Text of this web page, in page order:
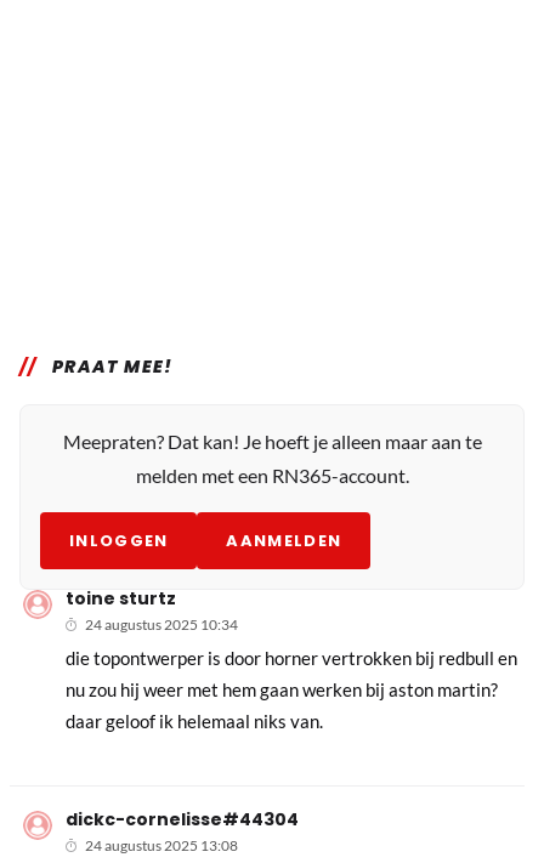
PRAAT MEE!
Meepraten? Dat kan! Je hoeft je alleen maar aan te
melden met een RN365-account.
INLOGGEN AANMELDEN
toine sturtz
24 augustus 2025 10:34
die topontwerper is door horner vertrokken bij redbull en
nu zou hij weer met hem gaan werken bij aston martin?
daar geloof ik helemaal niks van.
dickc-cornelisse#44304
24 augustus 2025 13:08